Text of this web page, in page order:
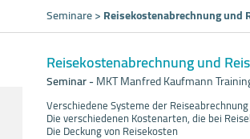
Seminare>Reisekostenabrechnung
Reisekostenabrechnung und
Seminar-MKT Manfred Kaufmann
Verschiedene Systeme der Reiseabrechnung
Die verschiedenen Kostenarten, die bei
Die Deckung von Reisekosten